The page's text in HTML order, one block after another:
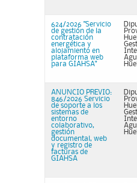
624/2026 "Servicio
de gestión de la
contratación
energética y
alojamiento en
plataforma web
para GIAHSA"
ANUNCIO PREVIO:
846/2026 Servicio
de soporte a los
sistemas de
entorno
colaborativo,
gestión
documental, web
y registro de
facturas de
GIAHSA